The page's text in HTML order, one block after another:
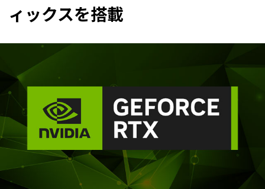
ィックスを搭載